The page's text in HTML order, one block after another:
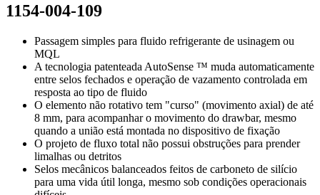
1154-004-109
Passagem simples para fluido refrigerante de usinagem ou
MQL
A tecnologia patenteada AutoSense ™ muda automaticamente
entre selos fechados e operação de vazamento controlada em
resposta ao tipo de fluido
O elemento não rotativo tem "curso" (movimento axial) de até
8 mm, para acompanhar o movimento do drawbar, mesmo
quando a união está montada no dispositivo de fixação
O projeto de fluxo total não possui obstruções para prender
limalhas ou detritos
Selos mecânicos balanceados feitos de carboneto de silício
para uma vida útil longa, mesmo sob condições operacionais